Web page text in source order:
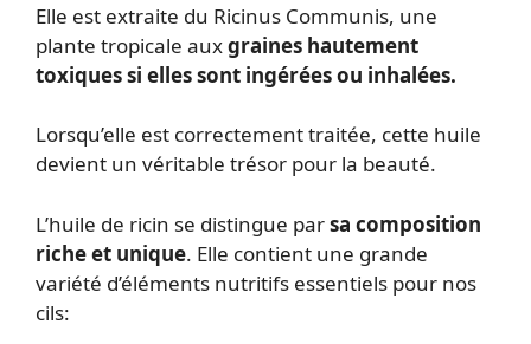
Elle est extraite du Ricinus Communis, une
plante tropicale auxgraines hautement
toxiques si elles sont ingérées ou inhalées.
Lorsqu’elle est correctement traitée, cette huile
devient un véritable trésor pour la beauté.
L’huile de ricin se distingue parsa composition
riche et unique. Elle contient une grande
variété d’éléments nutritifs essentiels pour nos
cils: